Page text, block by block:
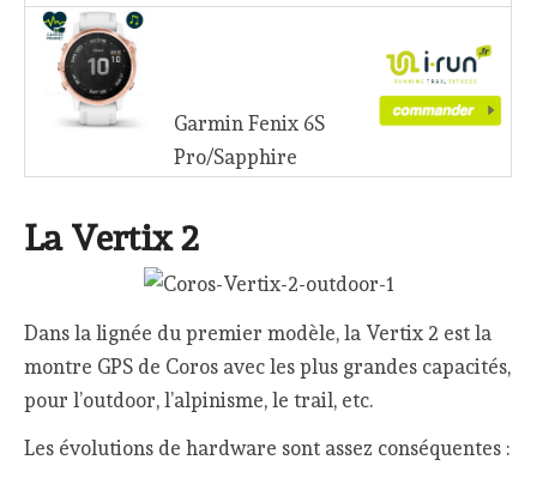
Garmin Fenix 6S
Pro/Sapphire
La Vertix 2
Dans la lignée du premier modèle, la Vertix 2 est la
montre GPS de Coros avec les plus grandes capacités,
pour l’outdoor, l’alpinisme, le trail, etc.
Les évolutions de hardware sont assez conséquentes :